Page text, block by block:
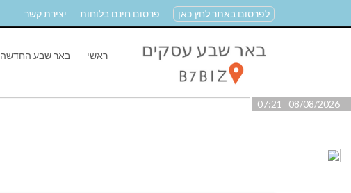
לפרסום באתר לחץ כאן פרסום חינם בלוחות יצירת קשר
ראשי באר שבע החדשה
08/08/2026 07:21